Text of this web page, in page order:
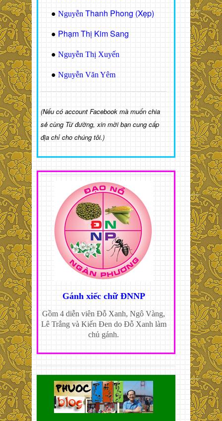
● Nguyễn Thanh Phong (Xẹp)
● Phạm Thị Kim Sang
● Nguyễn Thị Xuyến
● Nguyễn Văn Yêm
(Nếu có account Facebook mà muốn chia
sẻ cùng Từ đường, xin mời bạn cung cấp
địa chỉ cho chúng tôi.)
Gánh xiếc chữ ĐNNP
Gồm 4 diễn viên Đỗ Xanh, Ngô Vàng,
Lê Trắng và Kiến Đen do Đỗ Xanh làm
chủ gánh.